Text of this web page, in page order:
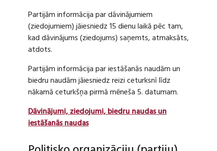
Partijām informācija par dāvinājumiem
(ziedojumiem) jāiesniedz 15 dienu laikā pēc tam,
kad dāvinājums (ziedojums) saņemts, atmaksāts,
atdots.
Partijām informācija par iestāšanās naudām un
biedru naudām jāiesniedz reizi ceturksnī līdz
nākamā ceturkšņa pirmā mēneša 5. datumam.
Dāvinājumi, ziedojumi, biedru naudas un
iestāšanās naudas